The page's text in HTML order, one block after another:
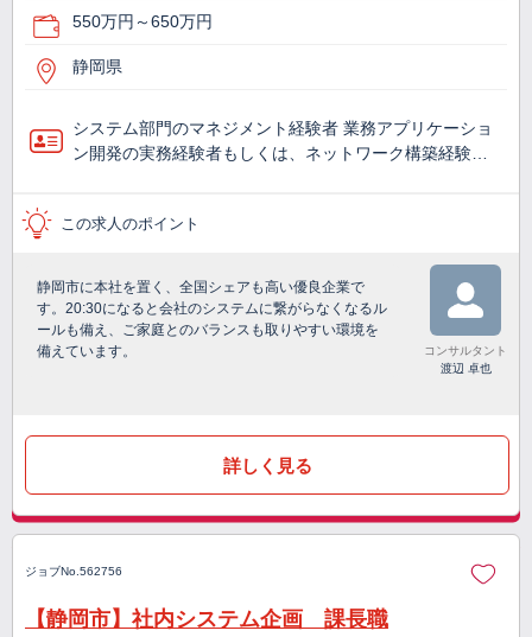
550万円～650万円
静岡県
システム部門のマネジメント経験者 業務アプリケーショ
ン開発の実務経験者もしくは、ネットワーク構築経験…
この求人のポイント
静岡市に本社を置く、全国シェアも高い優良企業で
す。20:30になると会社のシステムに繋がらなくなるル
ールも備え、ご家庭とのバランスも取りやすい環境を
備えています。
コンサルタント
渡辺 卓也
詳しく見る
ジョブNo.562756
【静岡市】社内システム企画 課長職